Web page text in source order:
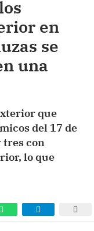
en
se
una
que
del 17 de
tres con
lo que